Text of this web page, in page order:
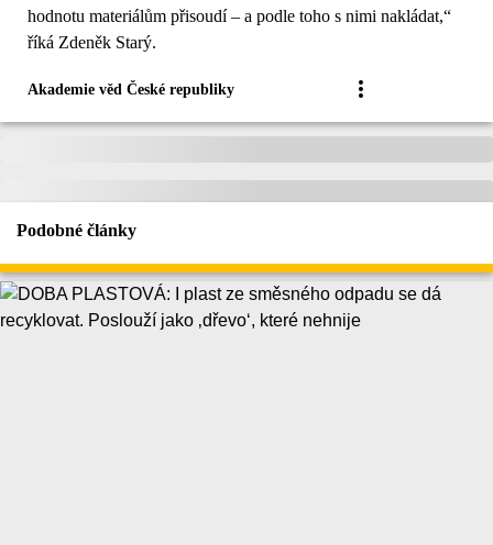
hodnotu materiálům přisoudí – a podle toho s nimi nakládat,“
říká Zdeněk Starý.
Akademie věd České republiky
Podobné články